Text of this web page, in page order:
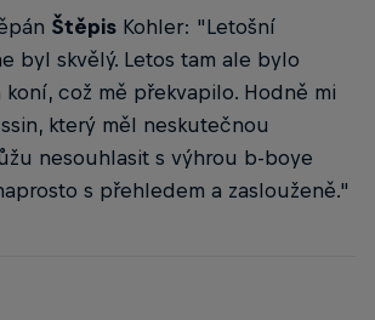
Štěpis Kohler: "Letošní
byl skvělý. Letos tam ale bylo
což mě překvapilo. Hodně mi
který měl neskutečnou
nesouhlasit s výhrou b-boye
s přehledem a zaslouženě."